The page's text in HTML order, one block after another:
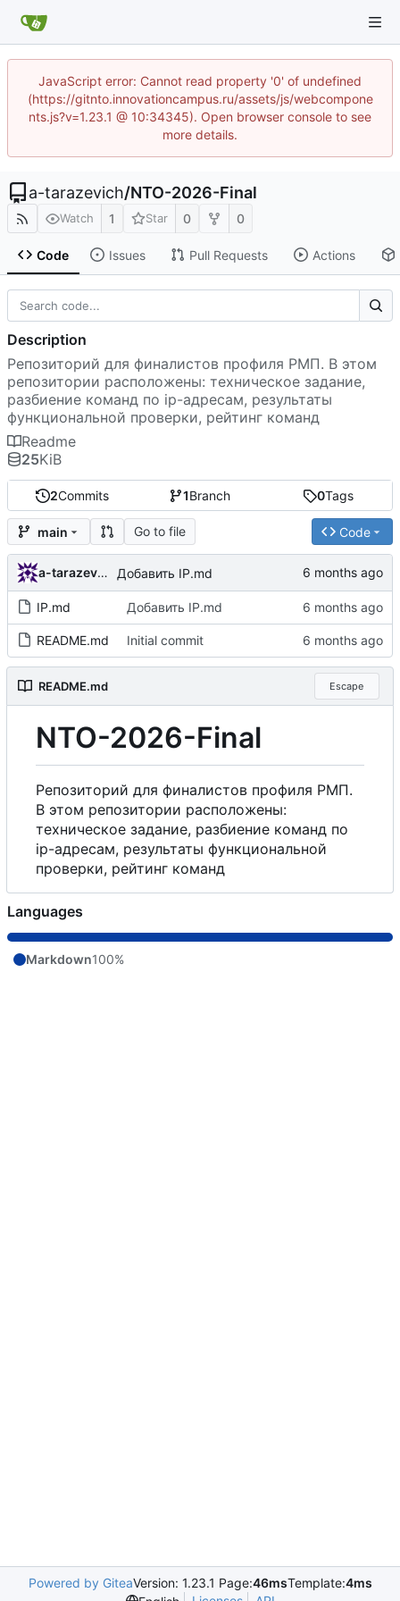
JavaScript error: Cannot read property '0' of undefined
(https://gitnto.innovationcampus.ru/assets/js/webcompone
nts.js?v=1.23.1 @ 10:34345). Open browser console to see
more details.
a-tarazevich/NTO-2026-Final
Watch 1 Star 0 0
Code Issues Pull Requests Actions
2Commits 1Branch 0Tags
main Go to file Code
a-tarazevich Добавить IP.md
IP.md Добавить IP.md
README.md Initial commit
README.md Escape
NTO-2026-Final
Репозиторий для финалистов профиля РМП.
В этом репозитории расположены:
техническое задание, разбиение команд по
ip-адресам, результаты функциональной
проверки, рейтинг команд
Description
Репозиторий для финалистов профиля РМП. В этом
репозитории расположены: техническое задание,
разбиение команд по ip-адресам, результаты
функциональной проверки, рейтинг команд
Readme
25KiB
Languages
Markdown100%
Powered by GiteaVersion: 1.23.1 Page:46msTemplate:4ms